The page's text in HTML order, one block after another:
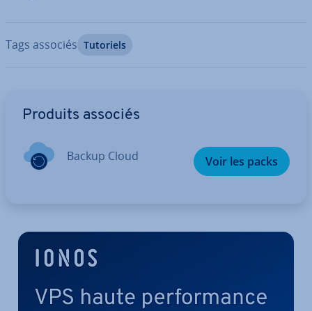
Tags associés Tutoriels
Produits associés
Backup Cloud Voir les packs